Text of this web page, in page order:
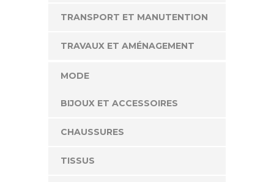
TRANSPORT ET MANUTENTION
TRAVAUX ET AMÉNAGEMENT
MODE
BIJOUX ET ACCESSOIRES
CHAUSSURES
TISSUS